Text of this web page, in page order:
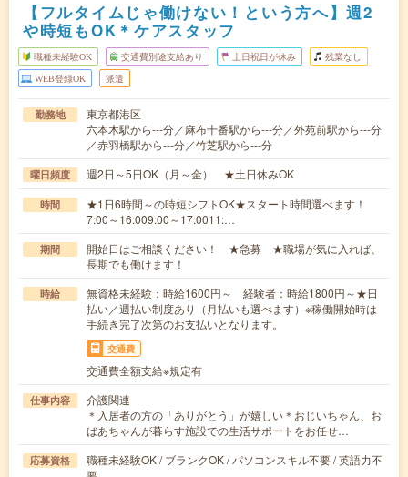
【フルタイムじゃ働けない！という方へ】週2
や時短もOK＊ケアスタッフ
職種未経験OK 交通費別途支給あり 土日祝日が休み 残業なし
WEB登録OK 派遣
勤務地
東京都港区
六本木駅から---分／麻布十番駅から---分／外苑前駅から---分
／赤羽橋駅から---分／竹芝駅から---分
曜日頻度 週2日～5日OK（月～金） ★土日休みOK
時間
★1日6時間～の時短シフトOK★スタート時間選べます！
7:00～16:009:00～17:0011:…
期間
開始日はご相談ください！ ★急募 ★職場が気に入れば、
長期でも働けます！
時給
無資格未経験：時給1600円～ 経験者：時給1800円～★日
払い／週払い制度あり（月払いも選べます）※稼働開始時は
手続き完了次第のお支払いとなります。
交通費
交通費全額支給※規定有
仕事内容
介護関連
＊入居者の方の「ありがとう」が嬉しい＊おじいちゃん、お
ばあちゃんが暮らす施設での生活サポートをお任せ…
応募資格
職種未経験OK / ブランクOK / パソコンスキル不要 / 英語力不